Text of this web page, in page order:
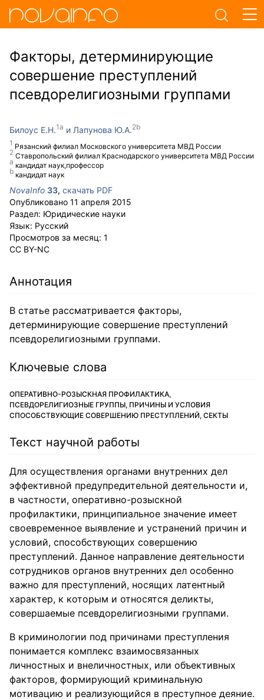
Факторы, детерминирующие
совершение преступлений
псевдорелигиозными группами
Билоус Е.Н.
Рязанский филиал Московского университета МВД России
кандидат наук,профессор
Лапунова Ю.А.
Ставропольский филиал Краснодарского университета МВД России
кандидат наук
NovaInfo 33, скачать PDF
Опубликовано 11 апреля 2015
Раздел: Юридические науки
Язык: Русский
Просмотров за месяц: 1
CC BY-NC
Аннотация
В статье рассматривается факторы,
детерминирующие совершение преступлений
псевдорелигиозными группами.
Ключевые слова
ОПЕРАТИВНО-РОЗЫСКНАЯ ПРОФИЛАКТИКА,
ПСЕВДОРЕЛИГИОЗНЫЕ ГРУППЫ, ПРИЧИНЫ И УСЛОВИЯ
СПОСОБСТВУЮЩИЕ СОВЕРШЕНИЮ ПРЕСТУПЛЕНИЙ, СЕКТЫ
Текст научной работы
Для осуществления органами внутренних дел
эффективной предупредительной деятельности и,
в частности, оперативно-розыскной
профилактики, принципиальное значение имеет
своевременное выявление и устранений причин и
условий, способствующих совершению
преступлений. Данное направление деятельности
сотрудников органов внутренних дел особенно
важно для преступлений, носящих латентный
характер, к которым и относятся деликты,
совершаемые псевдорелигиозными группами.
В криминологии под причинами преступления
понимается комплекс взаимосвязанных
личностных и внеличностных, или объективных
факторов, формирующий криминальную
мотивацию и реализующийся в преступное деяние.